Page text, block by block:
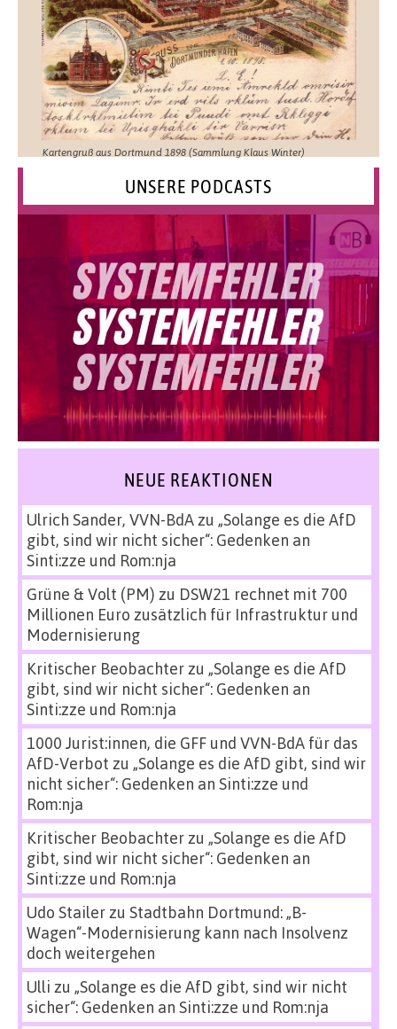
Kartengruß aus Dortmund 1898 (Sammlung Klaus Winter)
UNSERE PODCASTS
NEUE REAKTIONEN
Ulrich Sander, VVN-BdAzu „Solange es die AfD
gibt, sind wir nicht sicher“: Gedenken an
Sinti:zze und Rom:nja
Grüne & Volt (PM) zu DSW21 rechnet mit 700
Millionen Euro zusätzlich für Infrastruktur und
Modernisierung
Kritischer Beobachterzu „Solange es die AfD
gibt, sind wir nicht sicher“: Gedenken an
Sinti:zze und Rom:nja
1000 Jurist:innen, die GFF und VVN-BdA für das
AfD-Verbot zu „Solange es die AfD gibt, sind wir
nicht sicher“: Gedenken an Sinti:zze und
Rom:nja
Kritischer Beobachterzu „Solange es die AfD
gibt, sind wir nicht sicher“: Gedenken an
Sinti:zze und Rom:nja
Udo Stailerzu Stadtbahn Dortmund: „B-
Wagen“-Modernisierung kann nach Insolvenz
doch weitergehen
Ulli zu „Solange es die AfD gibt, sind wir nicht
sicher“: Gedenken an Sinti:zze und Rom:nja